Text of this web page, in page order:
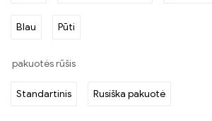
Blau Pūti
pakuotės rūšis
Standartinis Rusiška pakuotė